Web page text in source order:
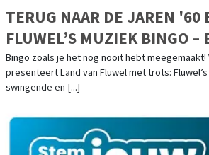
TERUG NAAR DE JAREN '60
FLUWEL’S MUZIEK BINGO –
NOSTALGISCH FEESTJE IN
HUISKAMER!
Bingo zoals je het nog nooit hebt
presenteert Land van Fluwel met trots: Fluwel’s
swingende en [...]